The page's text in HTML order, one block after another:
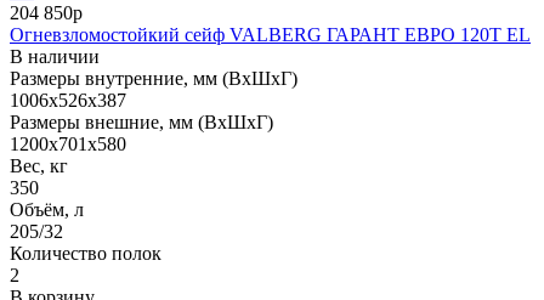
204 850р
Огневзломостойкий сейф VALBERG ГАРАНТ ЕВРО 120Т EL
В наличии
Размеры внутренние, мм (ВхШхГ)
1006x526x387
Размеры внешние, мм (ВхШхГ)
1200x701x580
Вес, кг
350
Объём, л
205/32
Количество полок
2